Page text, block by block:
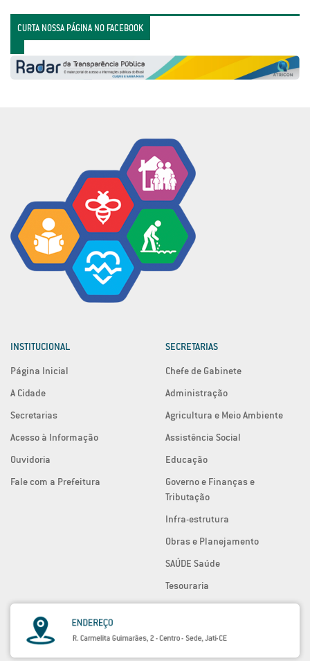
CURTA NOSSA PÁGINA NO FACEBOOK
INSTITUCIONAL
Página Inicial
A Cidade
Secretarias
Acesso à Informação
Ouvidoria
Fale com a Prefeitura
SECRETARIAS
Chefe de Gabinete
Administração
Agricultura e Meio Ambiente
Assistência Social
Educação
Governo e Finanças e
Tributação
Infra-estrutura
Obras e Planejamento
SAÚDE Saúde
Tesouraria